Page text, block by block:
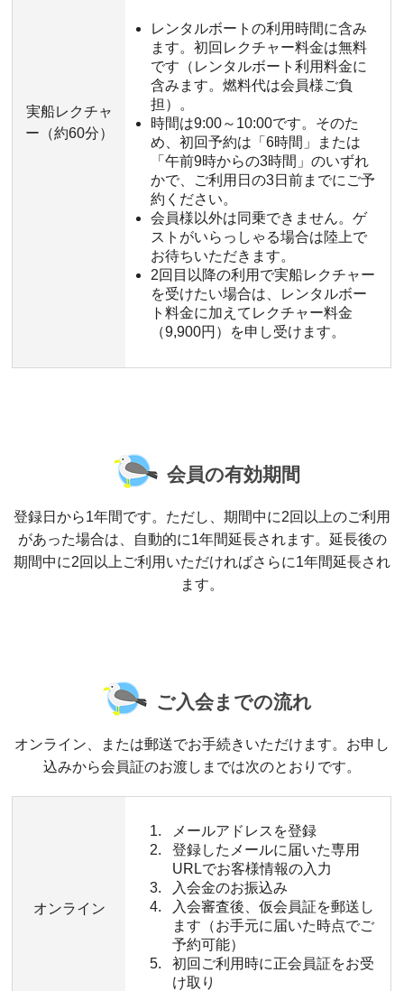
実船レクチャ
ー（約60分）
レンタルボートの利用時間に含み
ます。初回レクチャー料金は無料
です（レンタルボート利用料金に
含みます。燃料代は会員様ご負
担）。
時間は9:00～10:00です。そのた
め、初回予約は「6時間」または
「午前9時からの3時間」のいずれ
かで、ご利用日の3日前までにご予
約ください。
会員様以外は同乗できません。ゲ
ストがいらっしゃる場合は陸上で
お待ちいただきます。
2回目以降の利用で実船レクチャー
を受けたい場合は、レンタルボー
ト料金に加えてレクチャー料金
（9,900円）を申し受けます。
会員の有効期間
登録日から1年間です。ただし、期間中に2回以上のご利用
があった場合は、自動的に1年間延長されます。延長後の
期間中に2回以上ご利用いただければさらに1年間延長され
ます。
ご入会までの流れ
オンライン、または郵送でお手続きいただけます。お申し
込みから会員証のお渡しまでは次のとおりです。
オンライン
メールアドレスを登録
登録したメールに届いた専用
URLでお客様情報の入力
入会金のお振込み
入会審査後、仮会員証を郵送し
ます（お手元に届いた時点でご
予約可能）
初回ご利用時に正会員証をお受
け取り